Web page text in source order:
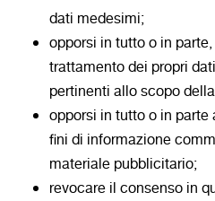
dati medesimi;
opporsi in tutto o in
trattamento dei propri
pertinenti allo scopo
opporsi in tutto o in
fini di informazione
materiale pubblicitario;
revocare il consenso in